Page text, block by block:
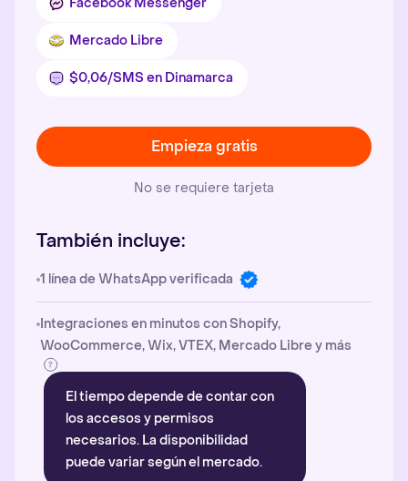
Mercado Libre
$0,06/SMS en Dinamarca
Empieza gratis
No se requiere tarjeta
También incluye:
1 línea de WhatsApp verificada
Integraciones en minutos con Shopify,
WooCommerce, Wix, VTEX, Mercado Libre y más
El tiempo depende de contar con
los accesos y permisos
necesarios. La disponibilidad
puede variar según el mercado.